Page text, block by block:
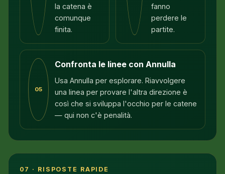
la catena è
comunque
finita.
fanno
perdere le
partite.
05
Confronta le linee con Annulla
Usa Annulla per esplorare. Riavvolgere
una linea per provare l'altra direzione è
così che si sviluppa l'occhio per le catene
— qui non c'è penalità.
07 · RISPOSTE RAPIDE